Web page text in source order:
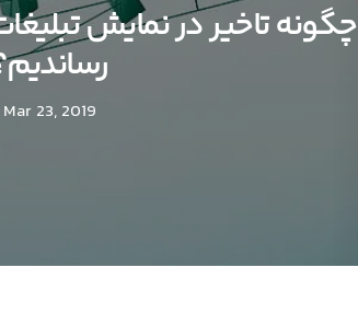
چگونه تاخیر در نمایش
Mar 23, 2019